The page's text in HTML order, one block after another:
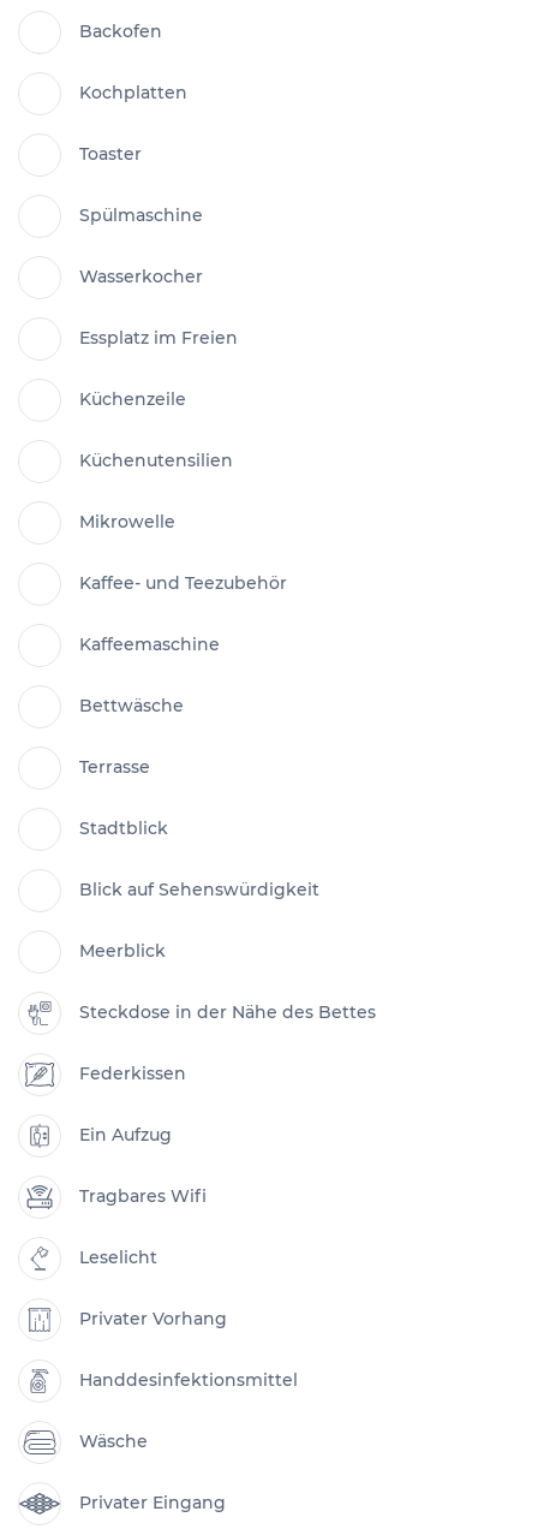
Backofen
Kochplatten
Toaster
Spülmaschine
Wasserkocher
Essplatz im Freien
Küchenzeile
Küchenutensilien
Mikrowelle
Kaffee- und Teezubehör
Kaffeemaschine
Bettwäsche
Terrasse
Stadtblick
Blick auf Sehenswürdigkeit
Meerblick
Steckdose in der Nähe des Bettes
Federkissen
Ein Aufzug
Tragbares Wifi
Leselicht
Privater Vorhang
Handdesinfektionsmittel
Wäsche
Privater Eingang